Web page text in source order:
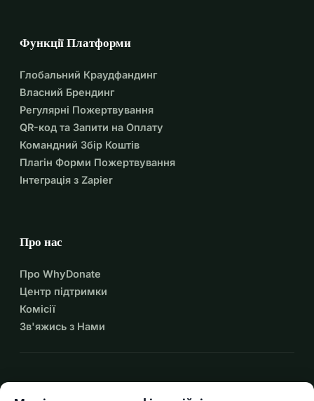
Функції Платформи
Глобальний Краудфандинг
Власний Брендинг
Регулярні Пожертвування
QR-код та Запити на Оплату
Командний Збір Коштів
Плагін Форми Пожертвування
Інтеграція з Zapier
Про нас
Про WhyDonate
Центр підтримки
Комісії
Зв'яжись з Нами